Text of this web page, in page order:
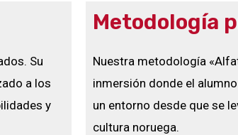
Su
a los
y
Metodología
Nuestra metodología
inmersión donde el
un entorno desde que se
cultura noruega.